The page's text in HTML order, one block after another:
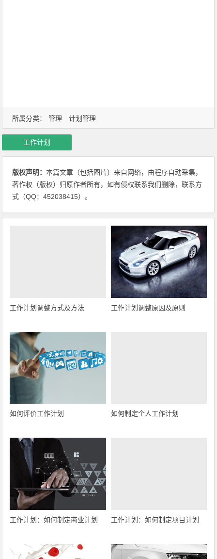
所属分类： 管理 计划管理
工作计划
版权声明：本篇文章（包括图片）来自网络，由程序自动采集，
著作权（版权）归原作者所有，如有侵权联系我们删除，联系方
式（QQ：452038415）。
工作计划调整方式及方法 工作计划调整原因及原则
如何评价工作计划 如何制定个人工作计划
工作计划：如何制定商业计划 工作计划：如何制定项目计划